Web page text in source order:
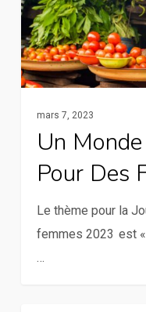
des
femmes
rurales
mars 7, 2023
Un
Pour Des
Le thème pour la
femmes 2023 est
…